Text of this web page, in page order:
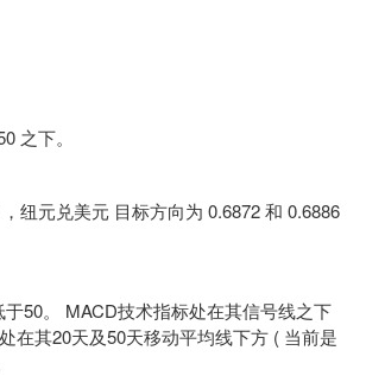
之下。
元兑美元 目标方向为 0.6872 和 0.6886
于50。 MACD技术指标处在其信号线之下
在其20天及50天移动平均线下方 ( 当前是